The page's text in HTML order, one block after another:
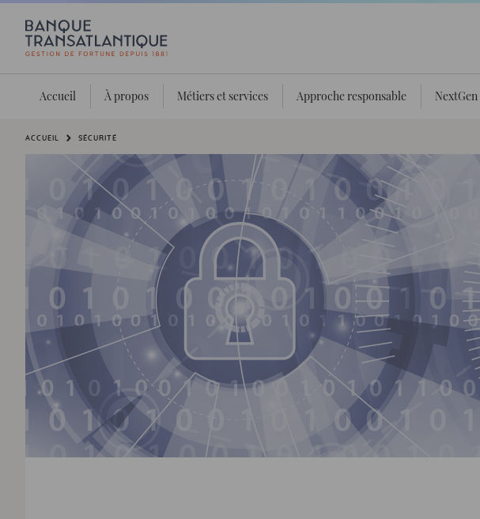
Accueil À propos Métiers et services Approche responsable NextGen
Vous êtes ici:
ACCUEIL SÉCURITÉ